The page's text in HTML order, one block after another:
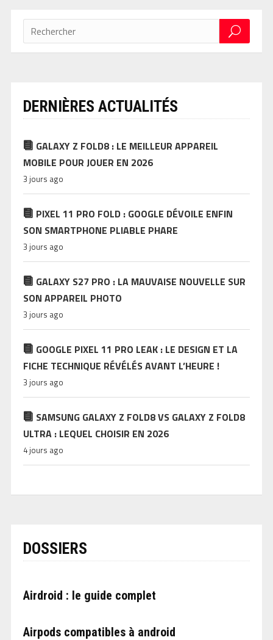
DERNIÈRES ACTUALITÉS
GALAXY Z FOLD8 : LE MEILLEUR APPAREIL
MOBILE POUR JOUER EN 2026
3 jours ago
PIXEL 11 PRO FOLD : GOOGLE DÉVOILE ENFIN
SON SMARTPHONE PLIABLE PHARE
3 jours ago
GALAXY S27 PRO : LA MAUVAISE NOUVELLE SUR
SON APPAREIL PHOTO
3 jours ago
GOOGLE PIXEL 11 PRO LEAK : LE DESIGN ET LA
FICHE TECHNIQUE RÉVÉLÉS AVANT L’HEURE !
3 jours ago
SAMSUNG GALAXY Z FOLD8 VS GALAXY Z FOLD8
ULTRA : LEQUEL CHOISIR EN 2026
4 jours ago
DOSSIERS
Airdroid : le guide complet
Airpods compatibles à android